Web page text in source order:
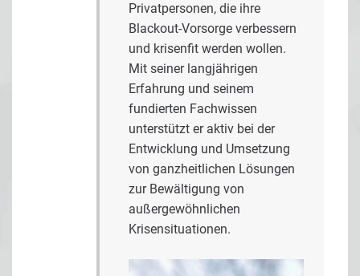
Privatpersonen, die ihre
Blackout-Vorsorge verbessern
und krisenfit werden wollen.
Mit seiner langjährigen
Erfahrung und seinem
fundierten Fachwissen
unterstützt er aktiv bei der
Entwicklung und Umsetzung
von ganzheitlichen Lösungen
zur Bewältigung von
außergewöhnlichen
Krisensituationen.